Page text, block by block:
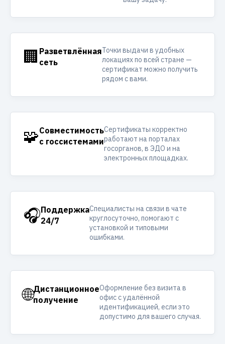
🏢 Разветвлённая
сеть
Точки выдачи в удобных
локациях по всей стране —
сертификат можно получить
рядом с вами.
🧩Совместимость
с госсистемами
Сертификаты корректно
работают на порталах
госорганов, в ЭДО и на
электронных площадках.
🎧Поддержка
24/7
Специалисты на связи в чате
круглосуточно, помогают с
установкой и типовыми
ошибками.
🌐Дистанционное
получение
Оформление без визита в
офис с удалённой
идентификацией, если это
допустимо для вашего случая.